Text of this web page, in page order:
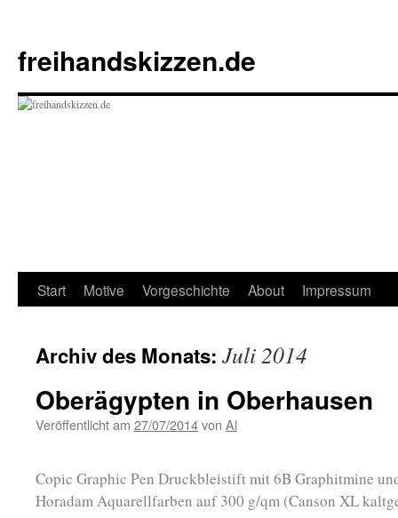
springen
freihandskizzen.de
Start Motive Vorgeschichte About Impressum
Archiv des Monats: Juli 2014
Oberägypten in Oberhausen
Veröffentlicht am 27/07/2014von Al
Copic Graphic Pen Druckbleistift mit 6B Graphitmine
Horadam Aquarellfarben auf 300 g/qm (Canson XL